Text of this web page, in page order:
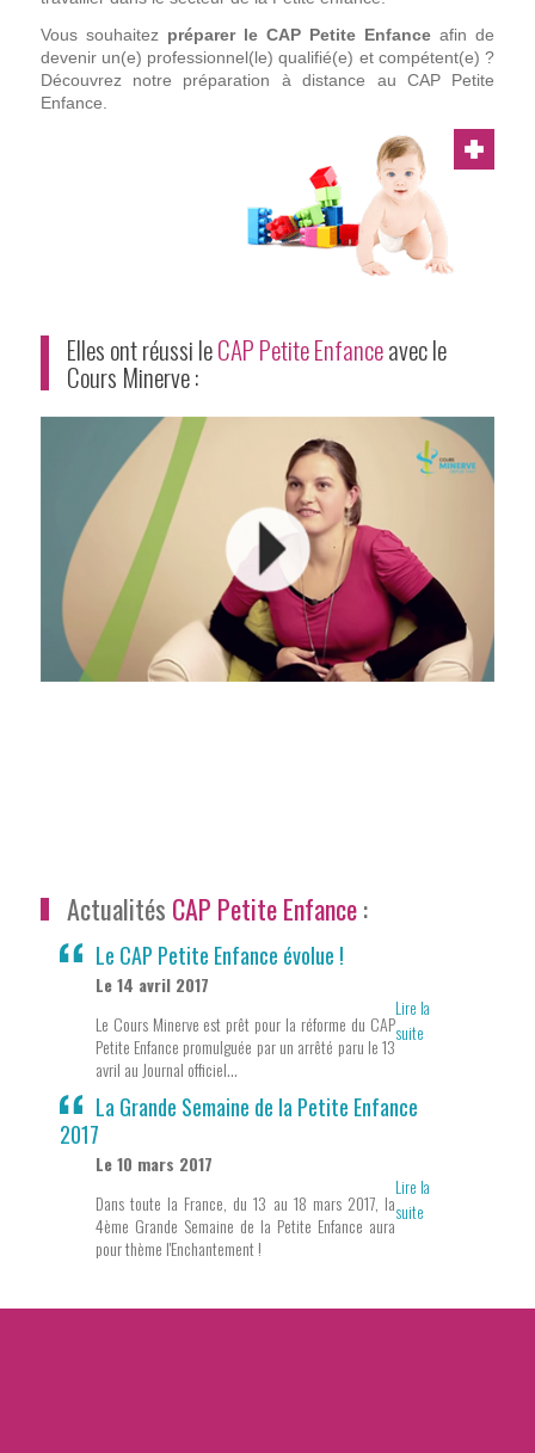
Vous souhaitez préparer le CAP Petite Enfance afin de
devenir un(e) professionnel(le) qualifié(e) et compétent(e) ?
Découvrez notre préparation à distance au CAP Petite
Enfance.
Elles ont réussi leCAP Petite Enfanceavec le
Cours Minerve :
Actualités CAP Petite Enfance:
Le CAP Petite Enfance évolue !
Le 14 avril 2017
Le Cours Minerve est prêt pour la réforme du CAP
Petite Enfance promulguée par un arrêté paru le 13
avril au Journal officiel...
Lire la
suite
La Grande Semaine de la Petite Enfance
2017
Le 10 mars 2017
Dans toute la France, du 13 au 18 mars 2017, la
4ème Grande Semaine de la Petite Enfance aura
pour thème l'Enchantement !
Lire la
suite